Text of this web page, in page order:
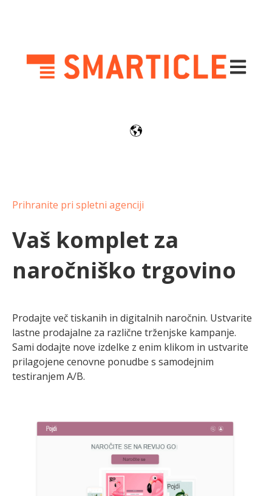
Odprite
Prihranite pri spletni agenciji
Vaš komplet za
naročniško trgovino
Prodajte več tiskanih in digitalnih naročnin. Ustvarite
lastne prodajalne za različne trženjske kampanje.
Sami dodajte nove izdelke z enim klikom in ustvarite
prilagojene cenovne ponudbe s samodejnim
testiranjem A/B.